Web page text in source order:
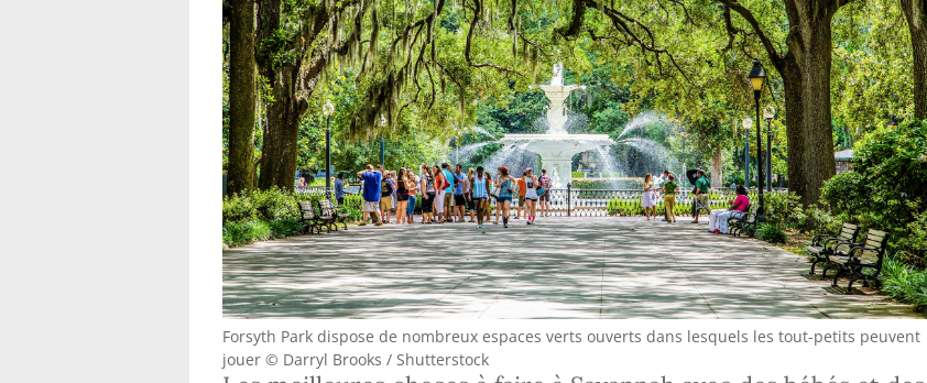
Forsyth Park dispose de nombreux espaces verts ouverts dans lesquels les tout-petits peuvent
jouer © Darryl Brooks / Shutterstock